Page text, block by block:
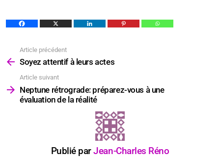
plus
Article précédent
Soyez attentif à leurs actes
Article suivant
Neptune rétrograde: préparez-vous à une
évaluation de la réalité
Publié parJean-Charles Réno